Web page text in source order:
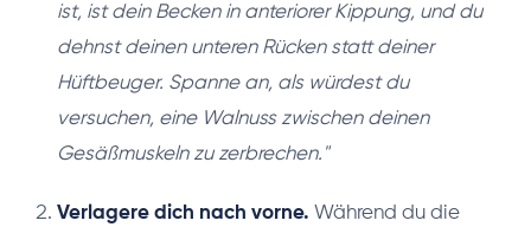
ist, ist dein Becken in anteriorer Kippung, und du
dehnst deinen unteren Rücken statt deiner
Hüftbeuger. Spanne an, als würdest du
versuchen, eine Walnuss zwischen deinen
Gesäßmuskeln zu zerbrechen."
Verlagere dich nach vorne. Während du die